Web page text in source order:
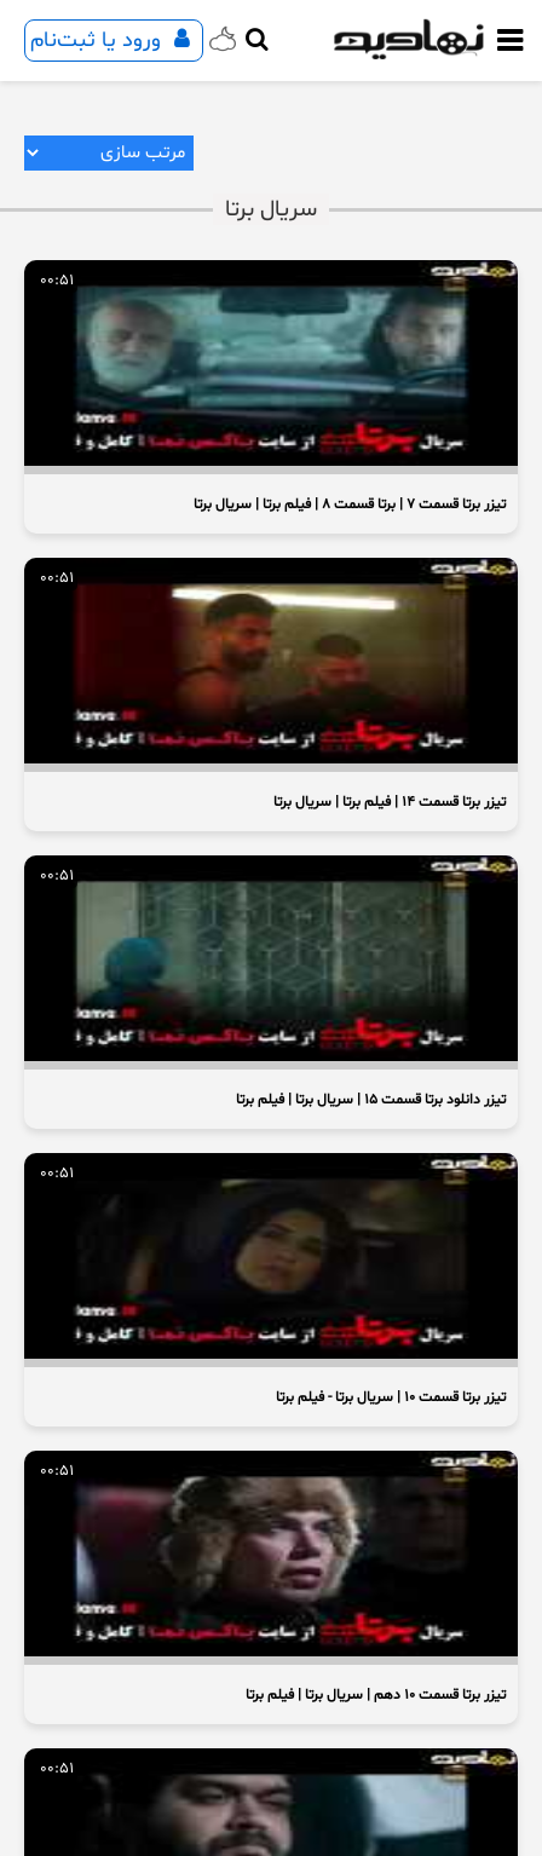
ورود یا ثبت‌نام
سریال برتا
00:51
تیزر برتا قسمت ۷ | برتا قسمت ۸ | فیلم برتا | سریال برتا
00:51
تیزر برتا قسمت ۱۴ | فیلم برتا | سریال برتا
00:51
تیزر دانلود برتا قسمت ۱۵ | سریال برتا | فیلم برتا
00:51
تیزر برتا قسمت ۱۰ | سریال برتا - فیلم برتا
00:51
تیزر برتا قسمت ۱۰ دهم | سریال برتا | فیلم برتا
00:51